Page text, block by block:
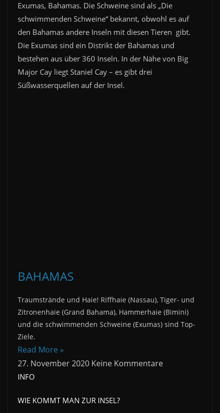
Exumas, Bahamas. Die Schweine sind als „Die
schwimmenden Schweine“ bekannt, obwohl es auf
den Bahamas andere Inseln mit diesen Tieren gibt.
Die Exumas sind ein Distrikt der Bahamas und
bestehen aus über 360 Inseln. In der Nähe von Big
Major Cay liegt Staniel Cay – es gibt drei
Süßwasserquellen auf der Insel.
BAHAMAS
Traumstrände und Haie! Riffhaie (Nassau), Tiger- und
Zitronenhaie (Grand Bahama), Hammerhaie (Bimini)
und die schwimmenden Schweine (Exumas) sind Top-
Ziele.
Read More »
27. November 2020 Keine Kommentare
INFO
WIE KOMMT MAN ZUR INSEL?